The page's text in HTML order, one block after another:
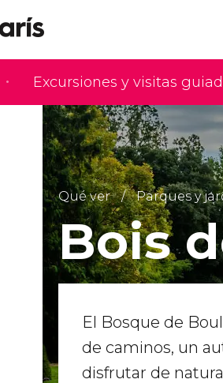
Excursiones y visitas
Qué ver Parques y
Bois
El Bosque de
de caminos, un
disfrutar de